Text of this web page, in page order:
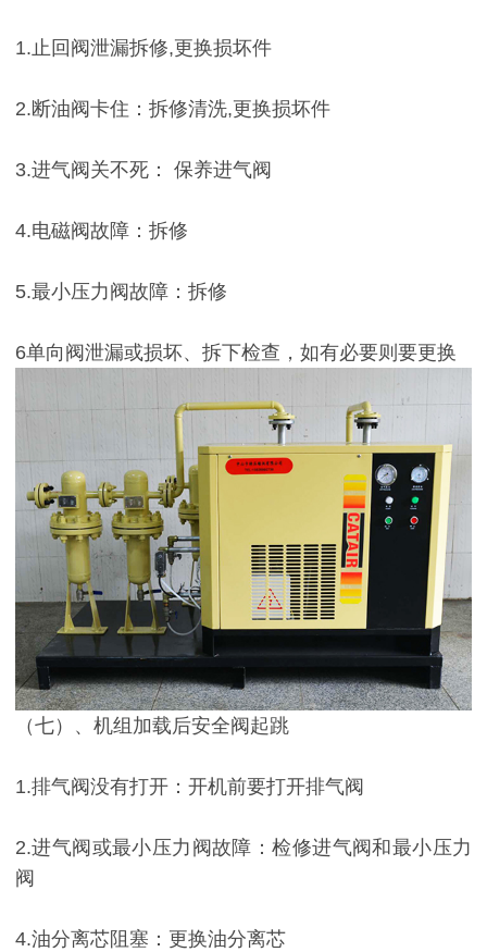
1.止回阀泄漏拆修,更换损坏件
2.断油阀卡住：拆修清洗,更换损坏件
3.进气阀关不死： 保养进气阀
4.电磁阀故障：拆修
5.最小压力阀故障：拆修
6单向阀泄漏或损坏、拆下检查，如有必要则要更换
（七）、机组加载后安全阀起跳
1.排气阀没有打开：开机前要打开排气阀
2.进气阀或最小压力阀故障：检修进气阀和最小压力
阀
4.油分离芯阻塞：更换油分离芯